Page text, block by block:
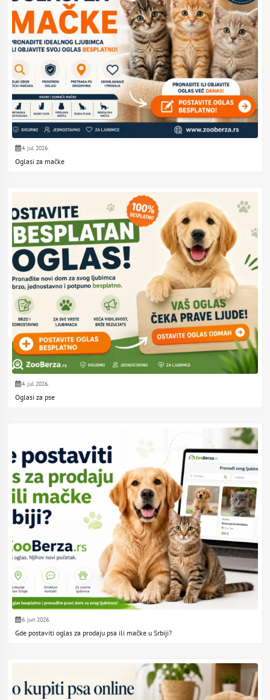
4. jul 2026.
Oglasi za mačke
4. jul 2026.
Oglasi za pse
6. jun 2026.
Gde postaviti oglas za prodaju psa ili mačke u Srbiji?